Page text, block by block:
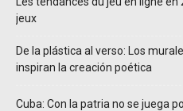
jeux
De la plástica al verso: Los
inspiran la creación poética
Cuba: Con la patria no se juega